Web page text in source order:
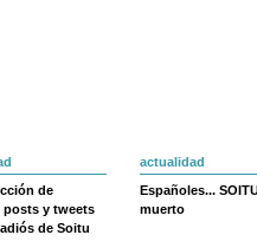
de
posts y tweets
de Soitu
actualidad
Españoles...
muerto